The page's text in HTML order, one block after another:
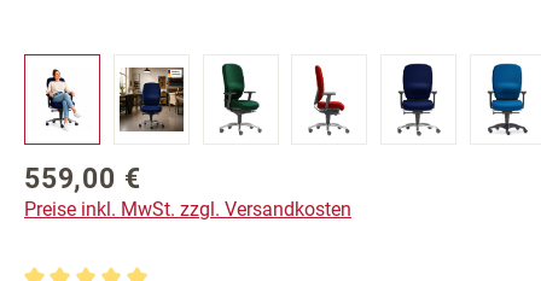
Regulärer Preis:
559,00 €
Preise inkl. MwSt. zzgl. Versandkosten